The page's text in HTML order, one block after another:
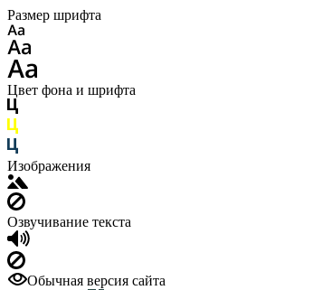
Размер шрифта
Цвет фона и шрифта
Изображения
Озвучивание текста
Обычная версия сайта